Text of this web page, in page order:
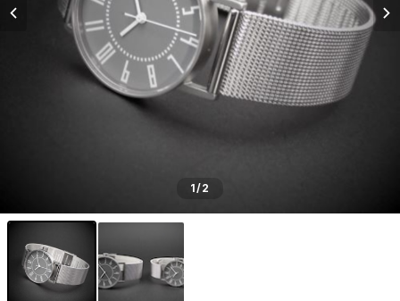
Ventuno st ストレート
earth watch
OUTLET
DUAL TIME 12+24
TASCHETTA（タスケッタ）
PULSE WATCH（パルスウオッチ）
POCKET CHRONO（ポケットクロノ）
arita ism ss・urushi ss（20mm）
arita ism・urushi kiso（17mm）
eki ・sapporo starwatch 用（17mm）
1/2